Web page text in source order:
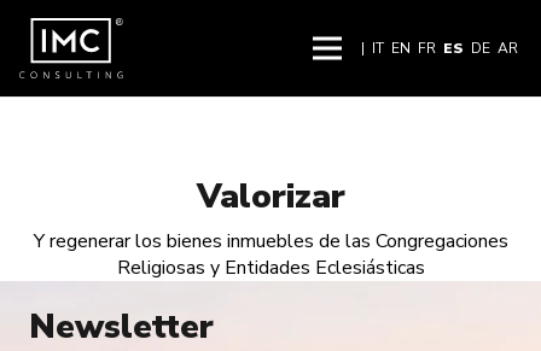
| IT EN FR ES DE AR
Valorizar
Y regenerar los bienes inmuebles de las Congregaciones
Religiosas y Entidades Eclesiásticas
Newsletter